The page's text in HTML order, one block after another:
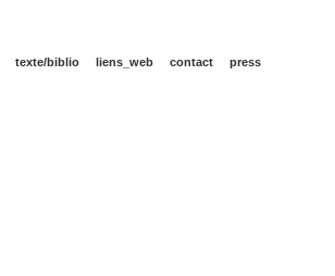
texte/biblio liens_web contact press